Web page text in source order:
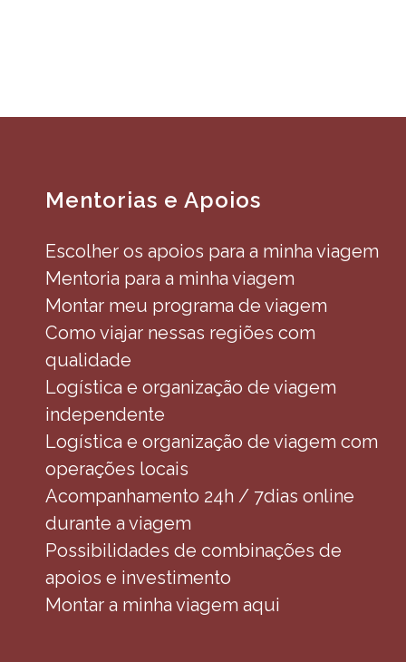
Mentorias e Apoios
Escolher os apoios para a minha viagem
Mentoria para a minha viagem
Montar meu programa de viagem
Como viajar nessas regiões com
qualidade
Logística e organização de viagem
independente
Logística e organização de viagem com
operações locais
Acompanhamento 24h / 7dias online
durante a viagem
Possibilidades de combinações de
apoios e investimento
Montar a minha viagem aqui